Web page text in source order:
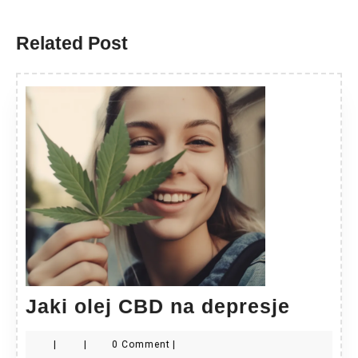
Related Post
Jaki olej CBD na depresje
| | 0 Comment |